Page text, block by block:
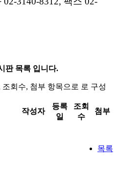
판 목록 입니다.
회수, 첨부 항목으로 로 구성
작성자
등록
일
조회
수
첨부
목록